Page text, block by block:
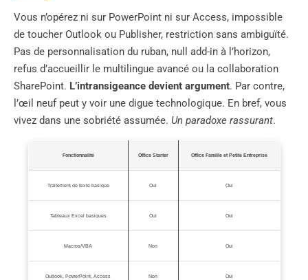
Vous n’opérez ni sur PowerPoint ni sur Access, impossible
de toucher Outlook ou Publisher, restriction sans ambiguïté.
Pas de personnalisation du ruban, null add-in à l’horizon,
refus d’accueillir le multilingue avancé ou la collaboration
SharePoint. L’intransigeance devient argument. Par contre,
l’œil neuf peut y voir une digue technologique. En bref, vous
vivez dans une sobriété assumée. Un paradoxe rassurant.
Fonctionnalité Office Starter Office Famille et Petite Entreprise
Traitement de texte basique Oui Oui
Tableaux Excel basiques Oui Oui
Macros/VBA Non Oui
Outlook, PowerPoint, Access Non Oui